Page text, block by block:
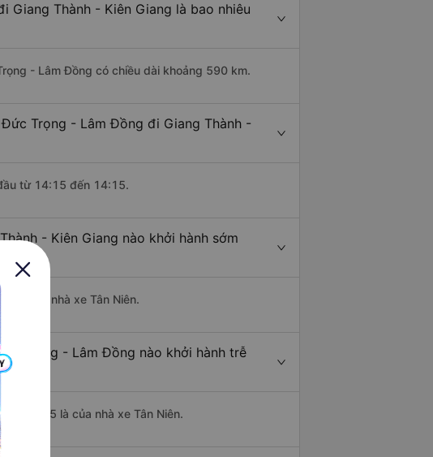
Thành - Kiên Giang là bao nhiêu
- Lâm Đồng có chiều dài khoảng 590 km.
Trọng - Lâm Đồng đi Giang Thành -
từ 14:15 đến 14:15.
- Kiên Giang nào khởi hành sớm
là của nhà xe Tân Niên.
Trọng - Lâm Đồng nào khởi hành trễ
14:15 là của nhà xe Tân Niên.